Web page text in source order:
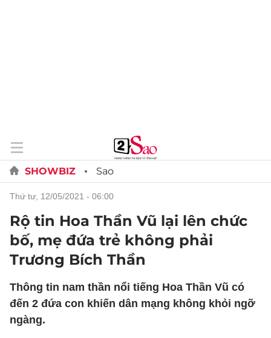
SHOWBIZ Sao
thứ tư, 12/05/2021 - 06:00
Rộ tin Hoa Thần Vũ lại lên chức
bố, mẹ đứa trẻ không phải
Trương Bích Thần
Thông tin nam thần nổi tiếng Hoa Thần Vũ có
đến 2 đứa con khiến dân mạng không khỏi ngỡ
ngàng.